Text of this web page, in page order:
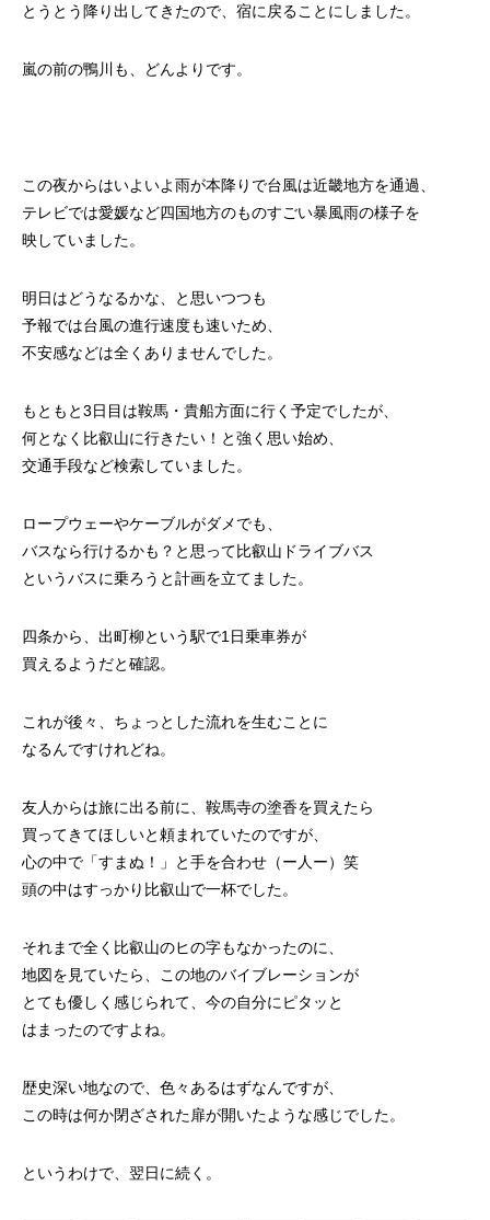
とうとう降り出してきたので、宿に戻ることにしました。
嵐の前の鴨川も、どんよりです。
この夜からはいよいよ雨が本降りで台風は近畿地方を通過、
テレビでは愛媛など四国地方のものすごい暴風雨の様子を
映していました。
明日はどうなるかな、と思いつつも
予報では台風の進行速度も速いため、
不安感などは全くありませんでした。
もともと3日目は鞍馬・貴船方面に行く予定でしたが、
何となく比叡山に行きたい！と強く思い始め、
交通手段など検索していました。
ロープウェーやケーブルがダメでも、
バスなら行けるかも？と思って比叡山ドライブバス
というバスに乗ろうと計画を立てました。
四条から、出町柳という駅で1日乗車券が
買えるようだと確認。
これが後々、ちょっとした流れを生むことに
なるんですけれどね。
友人からは旅に出る前に、鞍馬寺の塗香を買えたら
買ってきてほしいと頼まれていたのですが、
心の中で「すまぬ！」と手を合わせ（ー人ー）笑
頭の中はすっかり比叡山で一杯でした。
それまで全く比叡山のヒの字もなかったのに、
地図を見ていたら、この地のバイブレーションが
とても優しく感じられて、今の自分にピタッと
はまったのですよね。
歴史深い地なので、色々あるはずなんですが、
この時は何か閉ざされた扉が開いたような感じでした。
というわけで、翌日に続く。